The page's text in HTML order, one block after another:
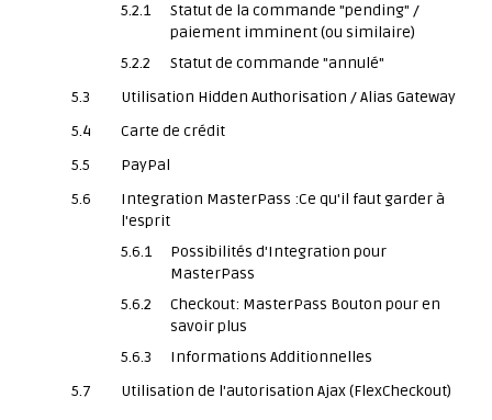
5.2.1
Statut de la commande "pending" /
paiement imminent (ou similaire)
5.2.2
Statut de commande "annulé"
5.3
Utilisation Hidden Authorisation / Alias Gateway
5.4
Carte de crédit
5.5
PayPal
5.6
Integration MasterPass :Ce qu'il faut garder à
l'esprit
5.6.1
Possibilités d'Integration pour
MasterPass
5.6.2
Checkout: MasterPass Bouton pour en
savoir plus
5.6.3
Informations Additionnelles
5.7
Utilisation de l'autorisation Ajax (FlexCheckout)